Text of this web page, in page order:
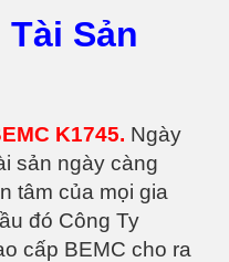
Sản
K1745. Ngày
sản ngày càng
tâm của mọi gia
đó Công Ty
cấp BEMC cho ra